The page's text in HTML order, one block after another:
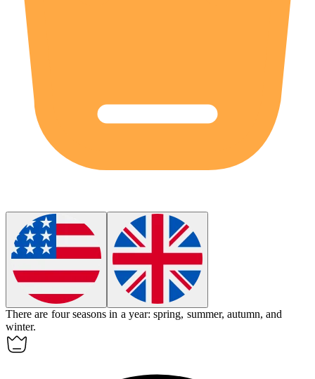
There are four seasons in a year: spring, summer, autumn, and
winter.